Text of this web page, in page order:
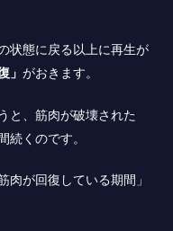
状態に戻る以上に再生が
」 がおきます。
と、筋肉が破壊された
続くのです。
肉が回復している期間」